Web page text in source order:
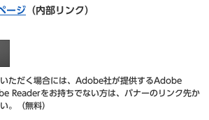
ージ （内部リンク）
ただく場合には、Adobe社が提供するAdobe
Readerをお持ちでない方は、バナーのリンク先か
。（無料）